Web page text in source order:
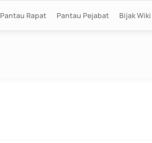
Pantau Rapat Pantau Pejabat Bijak Wiki